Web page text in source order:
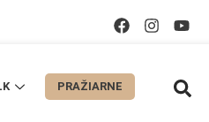
PRAŽIARNE